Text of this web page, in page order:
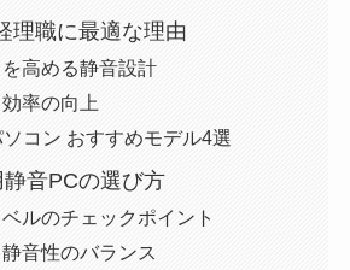
理職に最適な理由
高める静音設計
率の向上
コン おすすめモデル4選
音PCの選び方
ルのチェックポイント
音性のバランス